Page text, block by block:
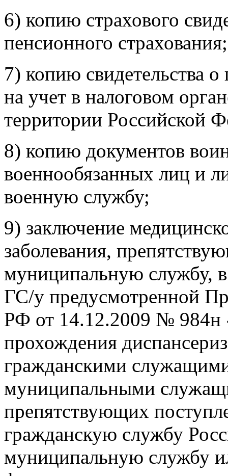
6) копию страхового
пенсионного страхования;
7) копию свидетельства
на учет в налоговом
территории Российской
8) копию документов
военнообязанных лиц и
военную службу;
9) заключение
заболевания,
муниципальную службу,
ГС/у предусмотренной
РФ от 14.12.2009 № 984н
прохождения
гражданскими
муниципальными
препятствующих
гражданскую службу
муниципальную службу